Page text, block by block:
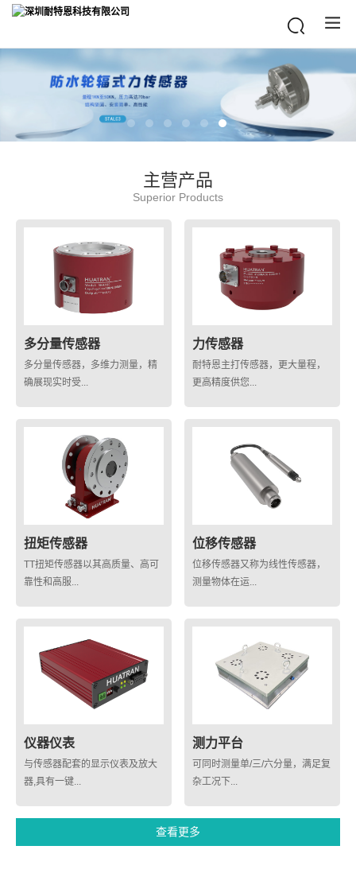
主营产品
Superior Products
多分量传感器
多分量传感器，多维力测量，精
确展现实时受...
力传感器
耐特恩主打传感器，更大量程，
更高精度供您...
扭矩传感器
TT扭矩传感器以其高质量、高可
靠性和高服...
位移传感器
位移传感器又称为线性传感器，
测量物体在运...
仪器仪表
与传感器配套的显示仪表及放大
器,具有一键...
测力平台
可同时测量单/三/六分量，满足复
杂工况下...
查看更多